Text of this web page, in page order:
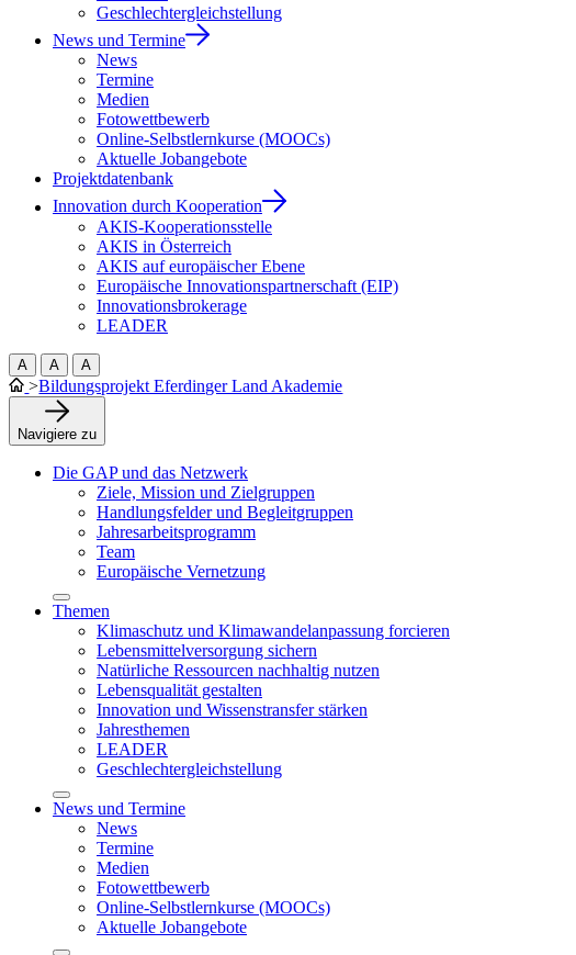
Geschlechtergleichstellung
News und Termine
News
Termine
Medien
Fotowettbewerb
Online-Selbstlernkurse (MOOCs)
Aktuelle Jobangebote
Projektdatenbank
Innovation durch Kooperation
AKIS-Kooperationsstelle
AKIS in Österreich
AKIS auf europäischer Ebene
Europäische Innovationspartnerschaft (EIP)
Innovationsbrokerage
LEADER
A A A
>Bildungsprojekt Eferdinger Land Akademie
Navigiere zu
Die GAP und das Netzwerk
Ziele, Mission und Zielgruppen
Handlungsfelder und Begleitgruppen
Jahresarbeitsprogramm
Team
Europäische Vernetzung
Themen
Klimaschutz und Klimawandelanpassung forcieren
Lebensmittelversorgung sichern
Natürliche Ressourcen nachhaltig nutzen
Lebensqualität gestalten
Innovation und Wissenstransfer stärken
Jahresthemen
LEADER
Geschlechtergleichstellung
News und Termine
News
Termine
Medien
Fotowettbewerb
Online-Selbstlernkurse (MOOCs)
Aktuelle Jobangebote